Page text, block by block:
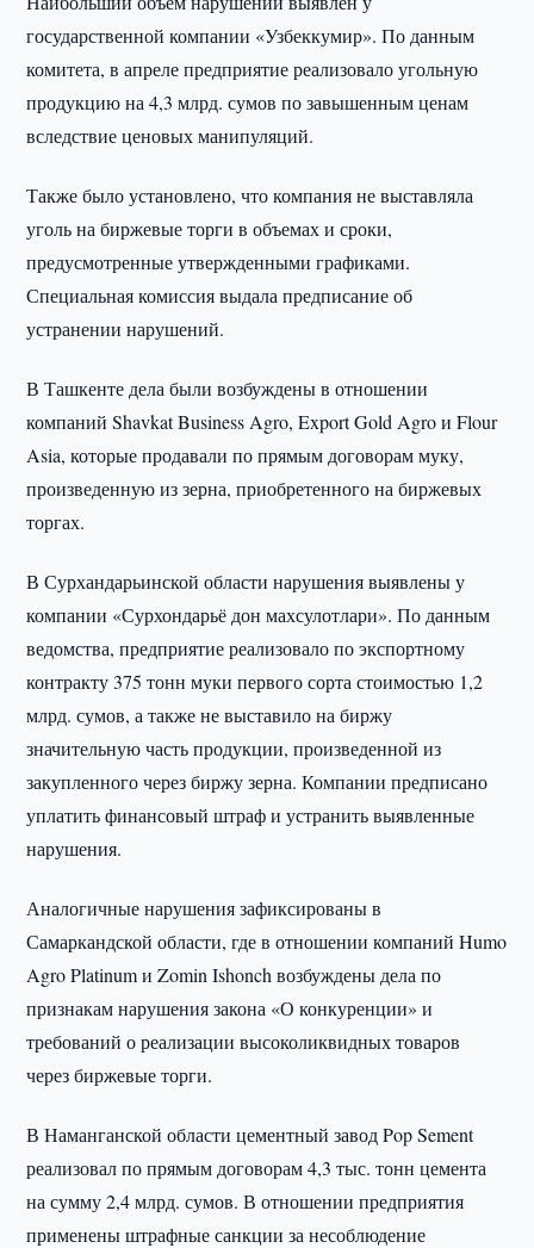
государственной компании «Узбеккумир». По данным
комитета, в апреле предприятие реализовало угольную
продукцию на 4,3 млрд. сумов по завышенным ценам
вследствие ценовых манипуляций.
Также было установлено, что компания не выставляла
уголь на биржевые торги в объемах и сроки,
предусмотренные утвержденными графиками.
Специальная комиссия выдала предписание об
устранении нарушений.
В Ташкенте дела были возбуждены в отношении
компаний Shavkat Business Agro, Export Gold Agro и Flour
Asia, которые продавали по прямым договорам муку,
произведенную из зерна, приобретенного на биржевых
торгах.
В Сурхандарьинской области нарушения выявлены у
компании «Сурхондарьё дон махсулотлари». По данным
ведомства, предприятие реализовало по экспортному
контракту 375 тонн муки первого сорта стоимостью 1,2
млрд. сумов, а также не выставило на биржу
значительную часть продукции, произведенной из
закупленного через биржу зерна. Компании предписано
уплатить финансовый штраф и устранить выявленные
нарушения.
Аналогичные нарушения зафиксированы в
Самаркандской области, где в отношении компаний Humo
Agro Platinum и Zomin Ishonch возбуждены дела по
признакам нарушения закона «О конкуренции» и
требований о реализации высоколиквидных товаров
через биржевые торги.
В Наманганской области цементный завод Pop Sement
реализовал по прямым договорам 4,3 тыс. тонн цемента
на сумму 2,4 млрд. сумов. В отношении предприятия
применены штрафные санкции за несоблюдение